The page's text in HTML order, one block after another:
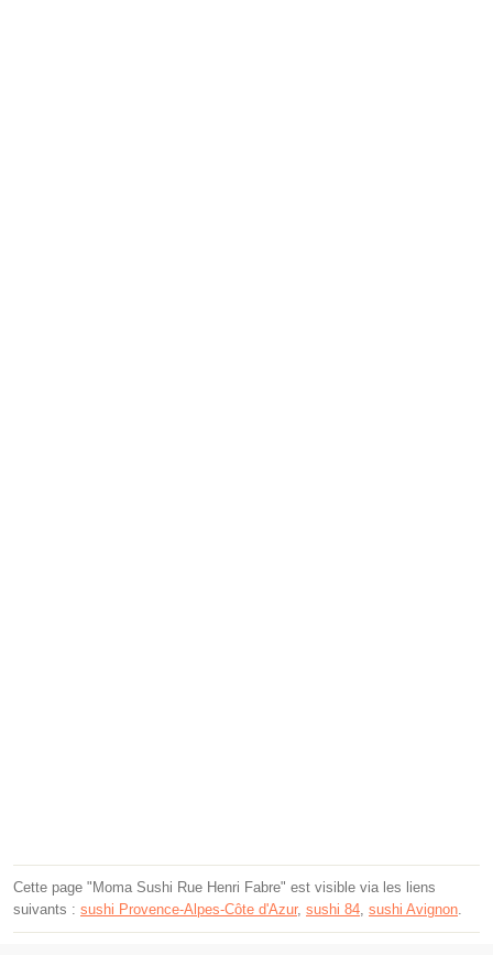
Cette page "Moma Sushi Rue Henri Fabre" est visible via les liens
suivants : sushi Provence-Alpes-Côte d'Azur, sushi 84, sushi Avignon.